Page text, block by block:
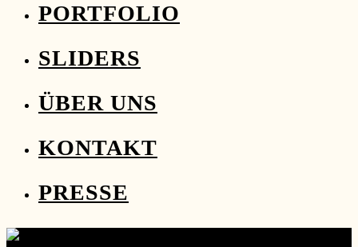
PORTFOLIO
SLIDERS
ÜBER UNS
KONTAKT
PRESSE